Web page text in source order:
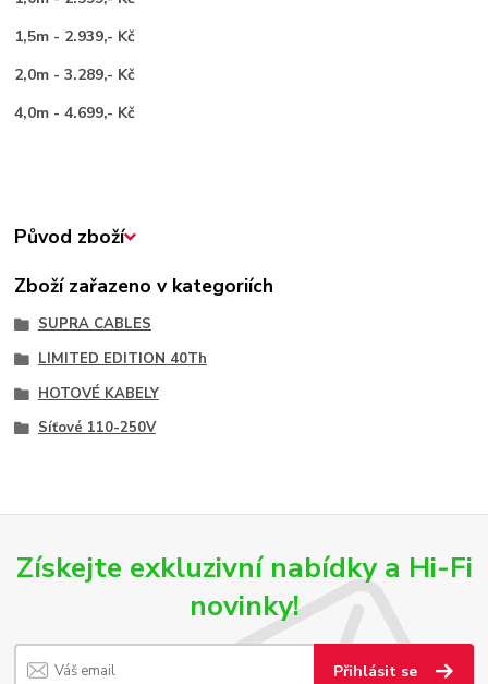
1,5m - 2.939,- Kč
2,0m - 3.289,- Kč
4,0m - 4.699,- Kč
Původ zboží
Zboží zařazeno v kategoriích
SUPRA CABLES
LIMITED EDITION 40Th
HOTOVÉ KABELY
Síťové 110-250V
Získejte exkluzivní nabídky a Hi-Fi
novinky!
Přihlásit se